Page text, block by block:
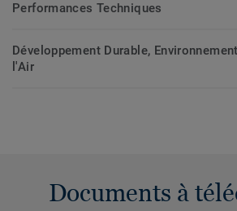
Performances Techniques
Développement Durable,
l'Air
Documents à